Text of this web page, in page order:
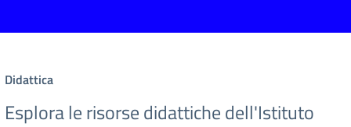
Didattica
Esplora le risorse didattiche dell'Istituto